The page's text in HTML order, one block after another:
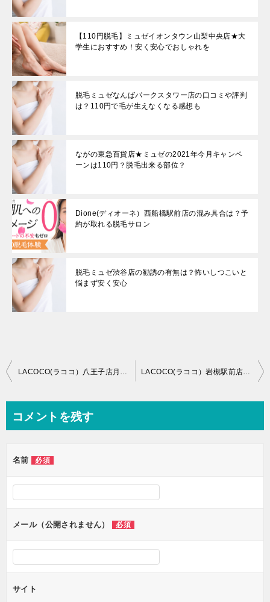
【110円脱毛】ミュゼイオンタウン山梨中央店★大
学生におすすめ！安く安心でおしゃれを
脱毛ミュゼなんばパークスタワー店の口コミや評判
は？110円で毛が生えなくなる感想も
ながの東急百貨店★ミュゼの2021年今月キャンペ
ーンは110円？脱毛出来る部位？
Dione(ディオーネ）西船橋駅前店の混み具合は？予
約が取れる脱毛サロン
脱毛ミュゼ渋谷店の勧誘の有無は？怖いしつこいと
悩まず安く安心
投
ビ
ー
シ
ン
LACOCO(ラココ）八王子店月額3,300円６回の脱毛内容で出来る効果は？ LACOCO(ラココ）岩槻駅前店月額3,300円６回の脱毛内容で出来る効果は？
コメントを残す
名前 必須
メール（公開されません） 必須
サイト